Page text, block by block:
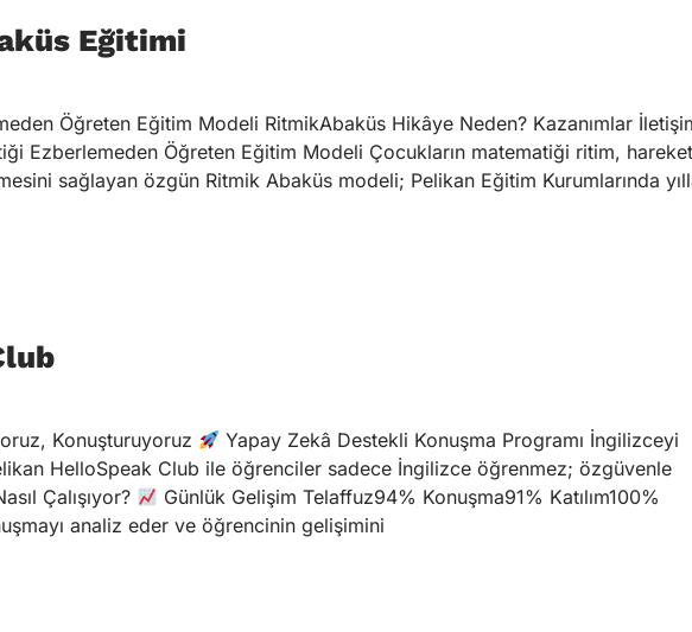
Eğitimi
Öğreten Eğitim Modeli RitmikAbaküs Hikâye Neden? Kazanımlar
Ezberlemeden Öğreten Eğitim Modeli Çocukların matematiği ritim,
sağlayan özgün Ritmik Abaküs modeli; Pelikan Eğitim Kurumlarında
Konuşturuyoruz
Yapay Zekâ Destekli Konuşma Programı İngilizceyi
HelloSpeak Club ile öğrenciler sadece İngilizce öğrenmez; özgüvenle
Çalışıyor?
Günlük Gelişim Telaffuz94% Konuşma91% Katılım100%
analiz eder ve öğrencinin gelişimini